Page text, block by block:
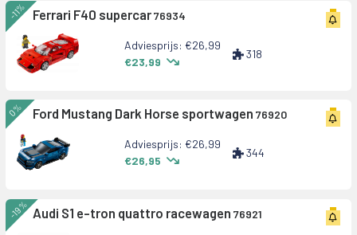
-11% Ferrari F40 supercar76934
Adviesprijs: €26,99
€23,99
318
0% Ford Mustang Dark Horse sportwagen 76920
Adviesprijs: €26,99
€26,95
344
-19% Audi S1 e-tron quattro racewagen 76921